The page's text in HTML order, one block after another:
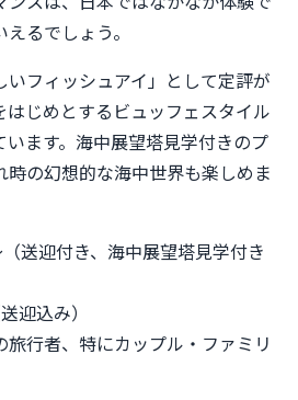
るでしょう。
いフィッシュアイ」として定評が
はじめとするビュッフェスタイル
ます。海中展望塔見学付きのプ
時の幻想的な海中世界も楽しめま
（送迎付き、海中展望塔見学付き
迎込み）
旅行者、特にカップル・ファミリ